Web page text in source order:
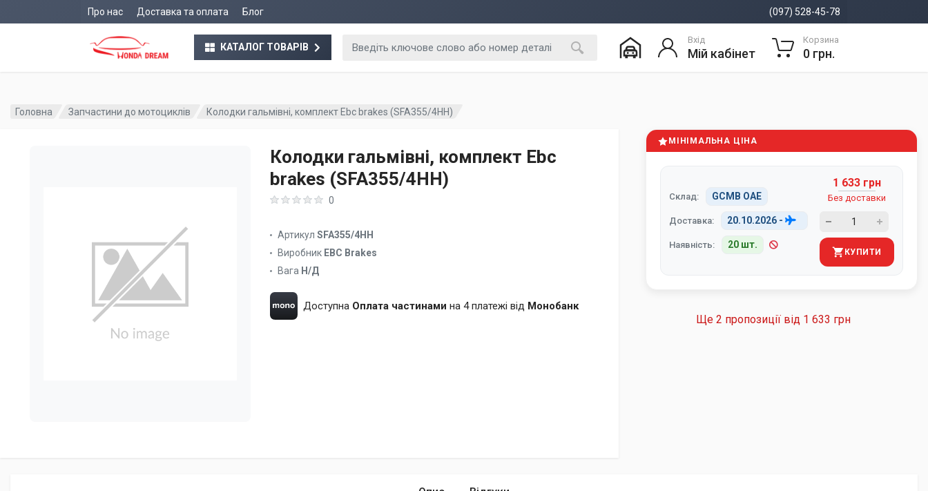
Про нас Доставка та оплата Блог (097) 528-45-78
КАТАЛОГ ТОВАРІВ
Вхід
Мій кабінет
Корзина
0 грн.
Головна Запчастини до мотоциклів Колодки гальмівні, комплект Ebc brakes (SFA355/4HH)
Колодки гальмівні, комплект Ebc
brakes (SFA355/4HH)
0
Артикул SFA355/4HH
Виробник EBC Brakes
Вага Н/Д
Доступна Оплата частинами на 4 платежі від Монобанк
МІНІМАЛЬНА ЦІНА
Склад: GCMB ОАЕ
Доставка: 20.10.2026 -
Наявність: 20 шт.
1 633 грн
Без доставки
КУПИТИ
Ще 2 пропозиції від 1 633 грн